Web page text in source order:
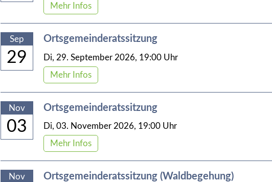
Mehr Infos
Sep
29
Ortsgemeinderatssitzung
Di, 29. September 2026, 19:00Uhr
Mehr Infos
Nov
03
Ortsgemeinderatssitzung
Di, 03. November 2026, 19:00Uhr
Mehr Infos
Nov Ortsgemeinderatssitzung (Waldbegehung)